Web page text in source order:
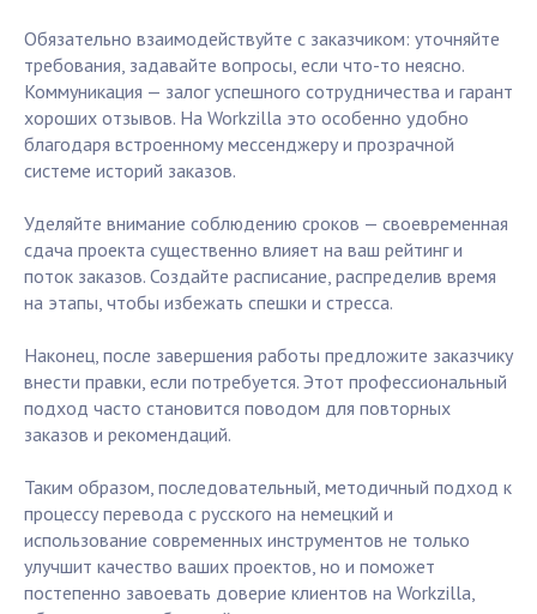
Обязательно взаимодействуйте с заказчиком: уточняйте
требования, задавайте вопросы, если что-то неясно.
Коммуникация — залог успешного сотрудничества и гарант
хороших отзывов. На Workzilla это особенно удобно
благодаря встроенному мессенджеру и прозрачной
системе историй заказов.
Уделяйте внимание соблюдению сроков — своевременная
сдача проекта существенно влияет на ваш рейтинг и
поток заказов. Создайте расписание, распределив время
на этапы, чтобы избежать спешки и стресса.
Наконец, после завершения работы предложите заказчику
внести правки, если потребуется. Этот профессиональный
подход часто становится поводом для повторных
заказов и рекомендаций.
Таким образом, последовательный, методичный подход к
процессу перевода с русского на немецкий и
использование современных инструментов не только
улучшит качество ваших проектов, но и поможет
постепенно завоевать доверие клиентов на Workzilla,